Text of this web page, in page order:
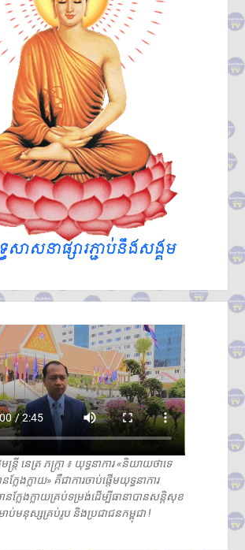
ន្ត្រី នេត្រ ភក្រ្តា ៖ យុទ្ធនាការ «និយាយថាទេ
លែងក្លាយ» គឺជាការចាប់ផ្តើមយុទ្ធនាការ
នក្លែងក្លាយគ្រប់ទម្រង់ដើម្បីធានាបានសន្តិសុខ
ប់មនុស្សគ្រប់រូប និងប្រជាជនកម្ពុជា !